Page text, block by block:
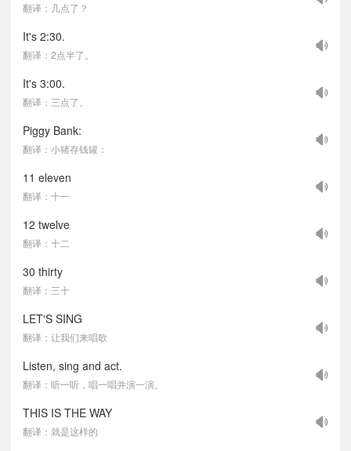
翻译：几点了？
It's 2:30.
翻译：2点半了。
It's 3:00.
翻译：三点了。
Piggy Bank:
翻译：小猪存钱罐：
11 eleven
翻译：十一
12 twelve
翻译：十二
30 thirty
翻译：三十
LET'S SING
翻译：让我们来唱歌
Listen, sing and act.
翻译：听一听，唱一唱并演一演。
THIS IS THE WAY
翻译：就是这样的